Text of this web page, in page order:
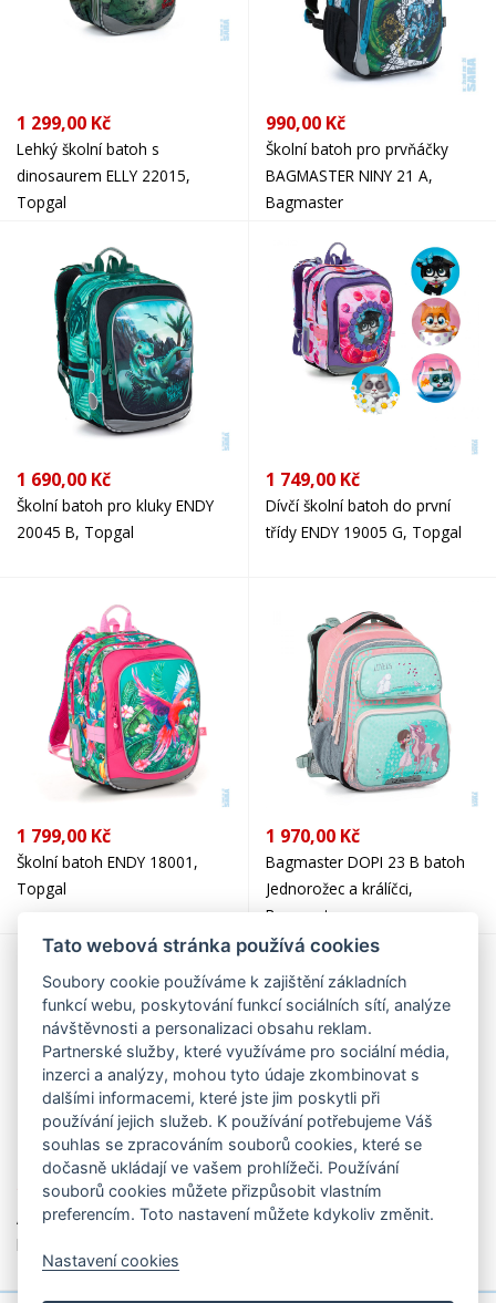
1 299,00 Kč
Lehký školní batoh s
dinosaurem ELLY 22015,
Topgal
990,00 Kč
Školní batoh pro prvňáčky
BAGMASTER NINY 21 A,
Bagmaster
1 690,00 Kč
Školní batoh pro kluky ENDY
20045 B, Topgal
1 749,00 Kč
Dívčí školní batoh do první
třídy ENDY 19005 G, Topgal
1 799,00 Kč
Školní batoh ENDY 18001,
Topgal
1 970,00 Kč
Bagmaster DOPI 23 B batoh
Jednorožec a králíčci,
Bagmaster
1 990,00 Kč
ALFA 25 A školní tříkomorový
batoh – víla, Bagmaster
1 990,00 Kč
Dívčí školní batoh do první
Tato webová stránka používá cookies
Soubory cookie používáme k zajištění základních
funkcí webu, poskytování funkcí sociálních sítí, analýze
návštěvnosti a personalizaci obsahu reklam.
Partnerské služby, které využíváme pro sociální média,
inzerci a analýzy, mohou tyto údaje zkombinovat s
dalšími informacemi, které jste jim poskytli při
používání jejich služeb. K používání potřebujeme Váš
souhlas se zpracováním souborů cookies, které se
dočasně ukládají ve vašem prohlížeči. Používání
souborů cookies můžete přizpůsobit vlastním
preferencím. Toto nastavení můžete kdykoliv změnit.
Nastavení cookies